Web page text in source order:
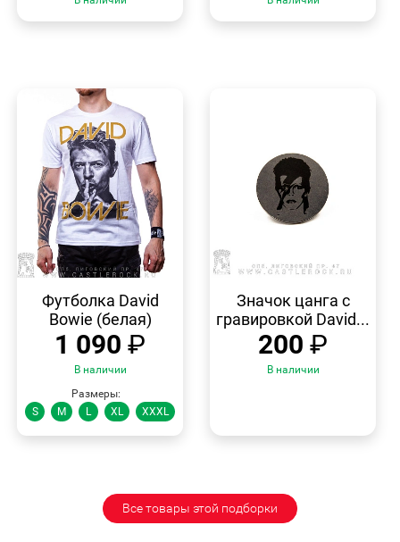
ПРОСМОТР
Футболка David
Bowie (белая)
1 090 ₽
В наличии
Размеры:
S
M L XL XXXL
ПРОСМОТР
Значок цанга с
гравировкой David...
200 ₽
В наличии
Все товары этой подборки